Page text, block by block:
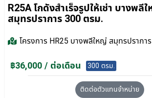
R25A โกดังสำเร็จรูปให้เช่า บางพ
สมุทรปราการ 300 ตรม.
โครงการ HR25 บางพลีใหญ่ สมุทรปราการ
฿36,000 / ต่อเดือน 300 ตรม.
ติดต่อตัวแทนจำหน่าย